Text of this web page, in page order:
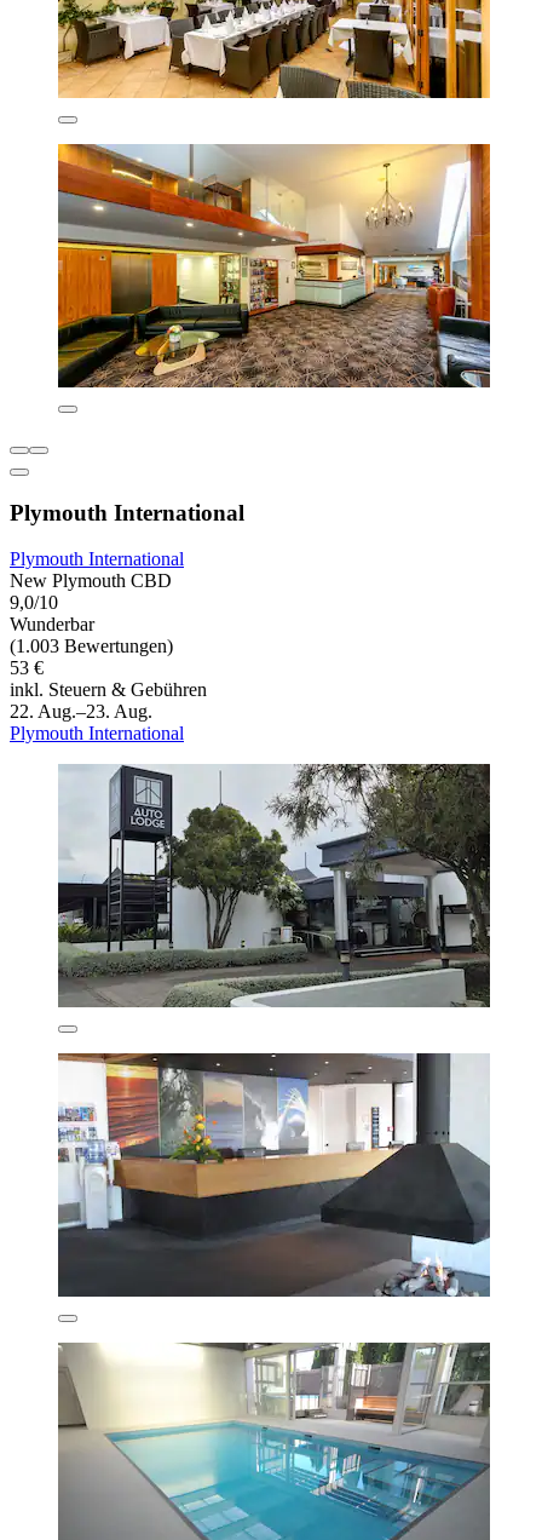
Plymouth International
Plymouth International
New Plymouth CBD
9,0/10
Wunderbar
(1.003 Bewertungen)
53 €
inkl. Steuern & Gebühren
22. Aug.–23. Aug.
Plymouth International